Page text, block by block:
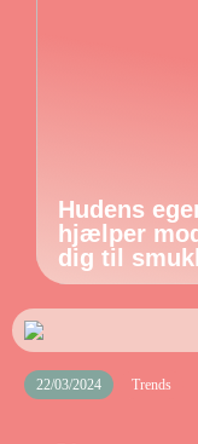
Hudens
hjælper
dig til
22/03/2024 Trends